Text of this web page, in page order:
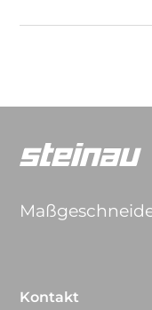
Kontakt